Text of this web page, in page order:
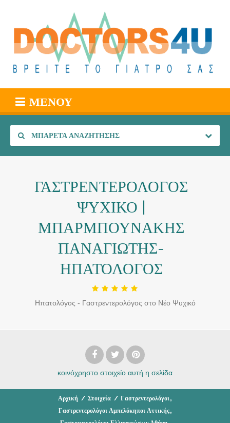
ΜΕΝΟΎ
ΜΠΑΡΈΤΑ ΑΝΑΖΉΤΗΣΗΣ
ΓΑΣΤΡΕΝΤΕΡΟΛΟΓΟΣ
ΨΥΧΙΚΟ |
ΜΠΑΡΜΠΟΥΝΑΚΗΣ
ΠΑΝΑΓΙΩΤΗΣ-
ΗΠΑΤΟΛΟΓΟΣ
Ηπατολόγος - Γαστρεντερολόγος στο Νέο Ψυχικό
κοινόχρηστο στοιχείο αυτή η σελίδα
Αρχική / Στοιχεία / Γαστρεντερολόγοι ,
Γαστρεντερολόγοι Αμπελόκηποι Αττικής,